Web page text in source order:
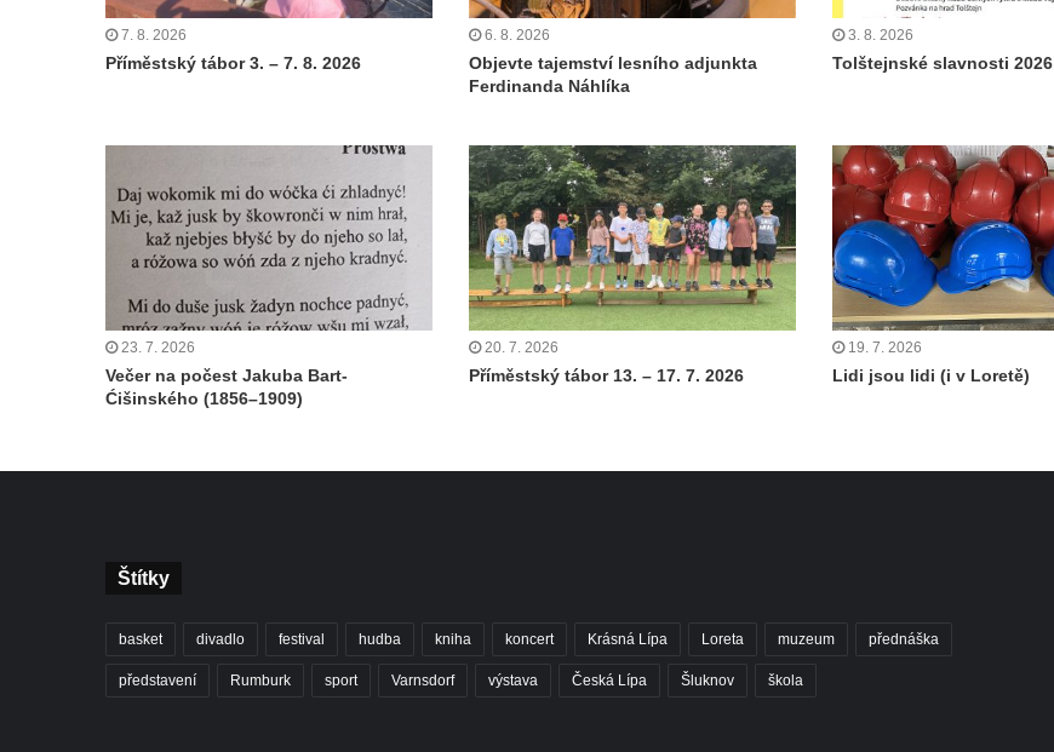
7. 8. 2026
Příměstský tábor 3. – 7. 8. 2026
6. 8. 2026
Objevte tajemství lesního adjunkta
Ferdinanda Náhlíka
3. 8. 2026
Tolštejnské slavnosti 2026
23. 7. 2026
Večer na počest Jakuba Bart-
Ćišinského (1856–1909)
20. 7. 2026
Příměstský tábor 13. – 17. 7. 2026
19. 7. 2026
Lidi jsou lidi (i v Loretě)
Štítky
basket divadlo festival hudba kniha koncert Krásná Lípa Loreta muzeum přednáška
představení Rumburk sport Varnsdorf výstava Česká Lípa Šluknov škola